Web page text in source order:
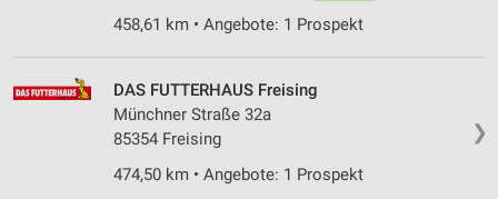
458,61 km • Angebote: 1 Prospekt
❯
DAS FUTTERHAUS Freising
Münchner Straße 32a
85354 Freising
474,50 km • Angebote: 1 Prospekt